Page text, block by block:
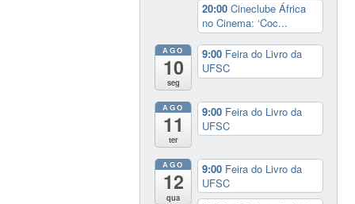
20:00Cineclube África
no Cinema: ‘Coc...
AGO
10
seg
9:00 Feira do Livro da
UFSC
AGO
11
ter
9:00 Feira do Livro da
UFSC
AGO
12
qua
9:00 Feira do Livro da
UFSC